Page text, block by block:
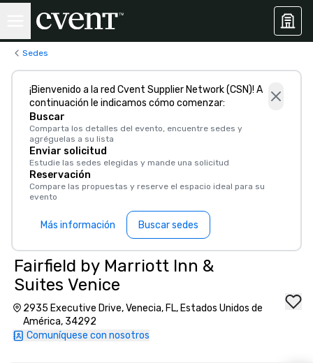
Sedes
¡Bienvenido a la red Cvent Supplier Network (CSN)! A
continuación le indicamos cómo comenzar:
Buscar
Comparta los detalles del evento, encuentre sedes y
agréguelas a su lista
Enviar solicitud
Estudie las sedes elegidas y mande una solicitud
Reservación
Compare las propuestas y reserve el espacio ideal para su
evento
Más información Buscar sedes
Fairfield by Marriott Inn &
Suites Venice
2935 Executive Drive, Venecia, FL, Estados Unidos de
América, 34292
Comuníquese con nosotros